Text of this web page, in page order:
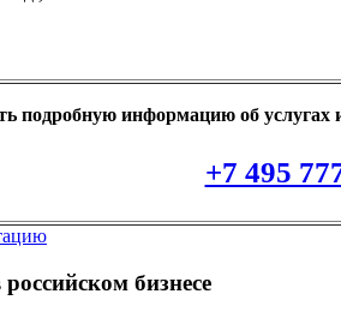
подробную информацию об
+7 495
бизнесе